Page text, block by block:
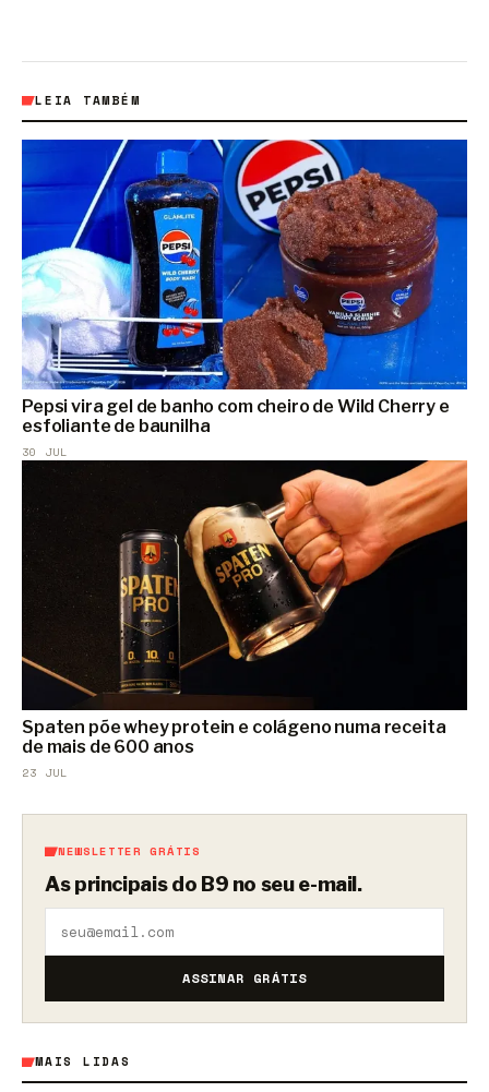
LEIA TAMBÉM
Pepsi vira gel de banho com cheiro de Wild Cherry e
esfoliante de baunilha
30 JUL
Spaten põe whey protein e colágeno numa receita
de mais de 600 anos
23 JUL
NEWSLETTER GRÁTIS
As principais do B9 no seu e-mail.
ASSINAR GRÁTIS
MAIS LIDAS